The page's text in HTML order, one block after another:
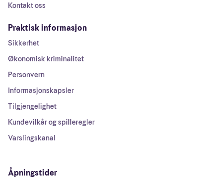
Kontakt oss
Praktisk informasjon
Sikkerhet
Økonomisk kriminalitet
Personvern
Informasjonskapsler
Tilgjengelighet
Kundevilkår og spilleregler
Varslingskanal
Åpningstider